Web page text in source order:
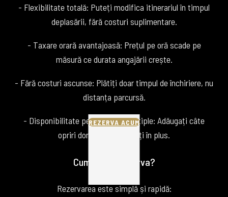
REZERVA ACUM
- Flexibilitate totală: Puteți modifica itinerariul în timpul
deplasării, fără costuri suplimentare.
- Taxare orară avantajoasă: Prețul pe oră scade pe
măsură ce durata angajării crește.
- Fără costuri ascunse: Plătiți doar timpul de închiriere, nu
distanța parcursă.
- Disponibilitate pentru opriri multiple: Adăugați câte
opriri doriți fără să plătiți în plus.
Cum puteți rezerva?
Rezervarea este simplă și rapidă: